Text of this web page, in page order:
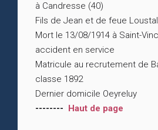
à Candresse (40)
Fils de Jean et de feue
Mort le 13/08/1914 à Saint-
accident en service
Matricule au recrutement de
classe 1892
Dernier domicile Oeyreluy
-------- Haut de page